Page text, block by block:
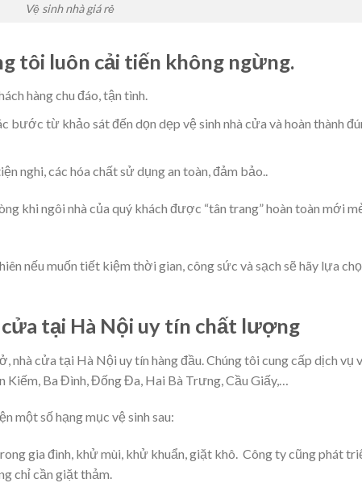
Vệ sinh nhà giá rẻ
tôi luôn cải tiến không ngừng.
hàng chu đáo, tận tình.
bước từ khảo sát đến dọn dẹp vệ sinh nhà cửa và hoàn thành
nghi, các hóa chất sử dụng an toàn, đảm bảo..
khi ngôi nhà của quý khách được “tân trang” hoàn toàn mới
nếu muốn tiết kiệm thời gian, công sức và sạch sẽ hãy lựa
cửa tại Hà Nội uy tín chất lượng
nhà cửa tại Hà Nội uy tín hàng đầu. Chúng tôi cung cấp dịch vụ
Ba Đình, Đống Đa, Hai Bà Trưng, Cầu Giấy,…
một số hạng mục vệ sinh sau:
gia đình, khử mùi, khử khuẩn, giặt khô. Công ty cũng phát
chỉ cần giặt thảm.